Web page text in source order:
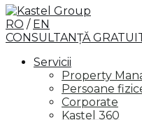
RO / EN
CONSULTANȚĂ
Servicii
Property
Persoane
Corporate
Kastel 360